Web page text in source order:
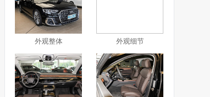
外观整体 外观细节